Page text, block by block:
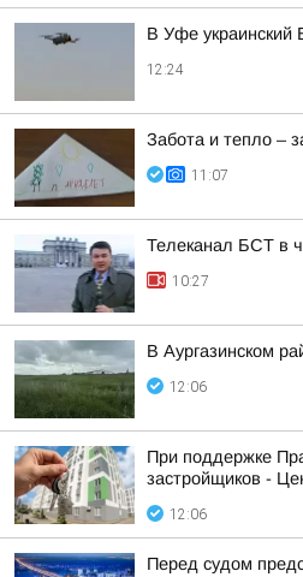
В Уфе
12:24
Забота и тепло –
11:07
Телеканал БСТ в
10:27
В Аургазинском
12:06
При поддержке
застройщиков -
12:06
Перед судом